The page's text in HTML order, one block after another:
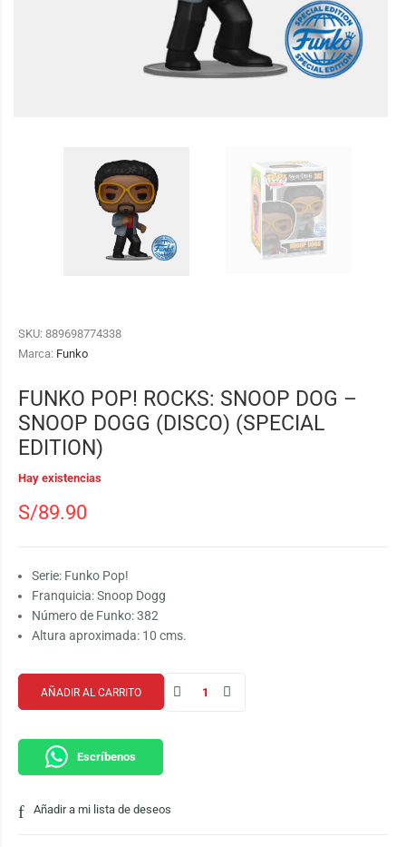
SKU: 889698774338
Marca: Funko
FUNKO POP! ROCKS: SNOOP DOG –
SNOOP DOGG (DISCO) (SPECIAL
EDITION)
Hay existencias
S/89.90
Serie: Funko Pop!
Franquicia: Snoop Dogg
Número de Funko: 382
Altura aproximada: 10 cms.
AÑADIR AL CARRITO
Escríbenos
Añadir a mi lista de deseos